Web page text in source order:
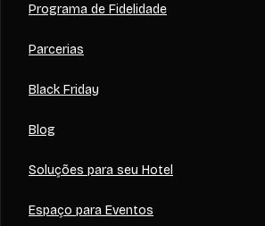
Programa de Fidelidade
Parcerias
Black Friday
Blog
Soluções para seu Hotel
Espaço para Eventos